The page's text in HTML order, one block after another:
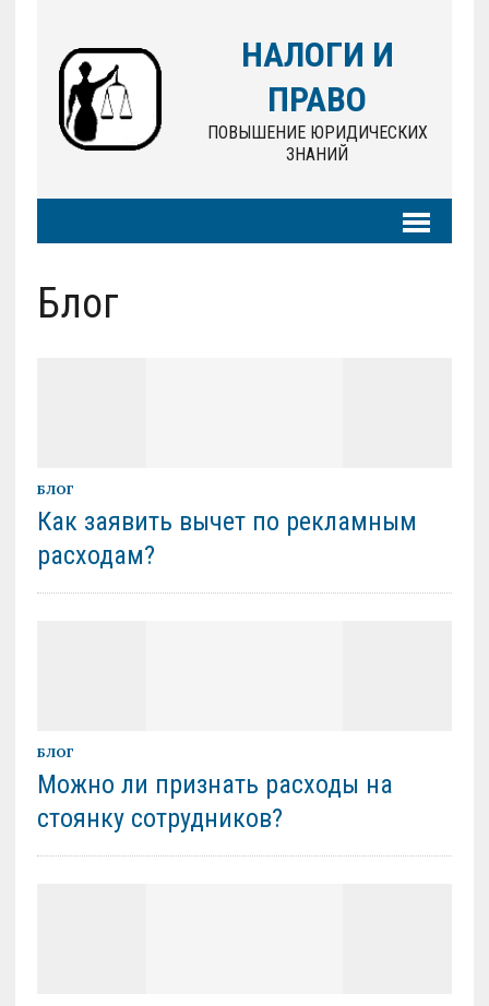
НАЛОГИ И
ПРАВО
ПОВЫШЕНИЕ ЮРИДИЧЕСКИХ
ЗНАНИЙ
Блог
БЛОГ
Как заявить вычет по рекламным
расходам?
БЛОГ
Можно ли признать расходы на
стоянку сотрудников?